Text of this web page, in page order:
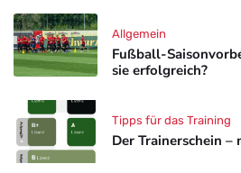
Fußball-
sie erfolgreich?
Allgemein
Der Trainerschein –
Tipps für das Training